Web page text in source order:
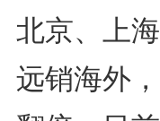
北京、上
远销海外